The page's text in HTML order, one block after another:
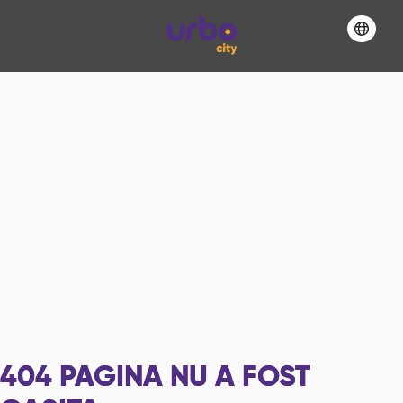
404 PAGINA NU A FOST